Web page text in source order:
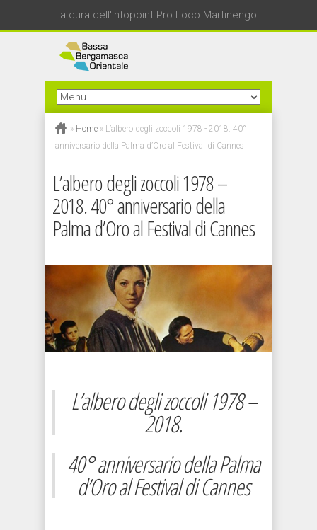
a cura dell'Infopoint Pro Loco Martinengo
» Home » L’albero degli zoccoli 1978 - 2018. 40°
anniversario della Palma d’Oro al Festival di Cannes
L’albero degli zoccoli 1978 –
2018. 40° anniversario della
Palma d’Oro al Festival di Cannes
L’albero degli zoccoli 1978 –
2018.
40° anniversario della Palma
d’Oro al Festival di Cannes